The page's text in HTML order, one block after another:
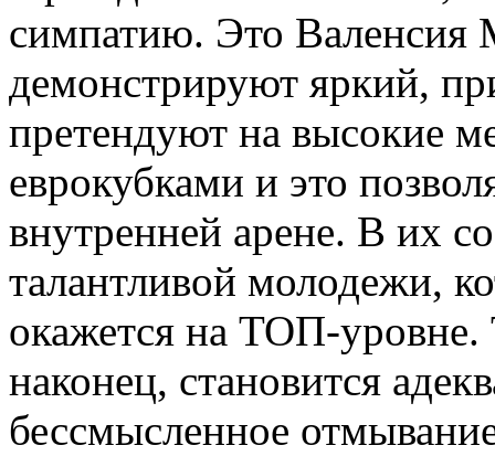
симпатию. Это
демонстрируют яркий,
претендуют на высокие
еврокубками и это
внутренней арене. В их
талантливой молодежи,
окажется на ТОП-уровне.
наконец, становится
бессмысленное